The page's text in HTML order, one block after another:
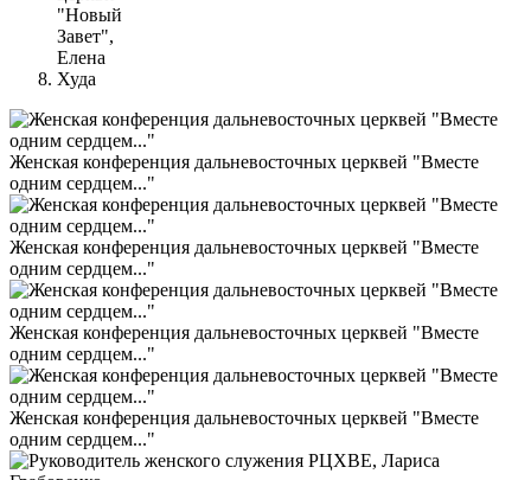
Женская конференция дальневосточных церквей "Вместе
одним сердцем..."
Женская конференция дальневосточных церквей "Вместе
одним сердцем..."
Женская конференция дальневосточных церквей "Вместе
одним сердцем..."
Женская конференция дальневосточных церквей "Вместе
одним сердцем..."